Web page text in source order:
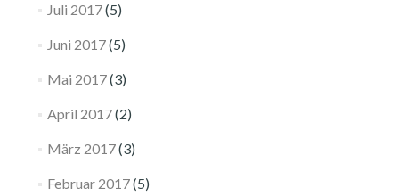
Juli 2017(5)
Juni 2017(5)
Mai 2017(3)
April 2017(2)
März 2017(3)
Februar 2017(5)